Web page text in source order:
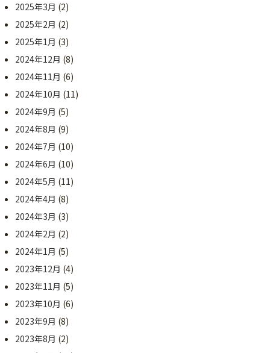
2025年3月 (2)
2025年2月 (2)
2025年1月 (3)
2024年12月 (8)
2024年11月 (6)
2024年10月 (11)
2024年9月 (5)
2024年8月 (9)
2024年7月 (10)
2024年6月 (10)
2024年5月 (11)
2024年4月 (8)
2024年3月 (3)
2024年2月 (2)
2024年1月 (5)
2023年12月 (4)
2023年11月 (5)
2023年10月 (6)
2023年9月 (8)
2023年8月 (2)